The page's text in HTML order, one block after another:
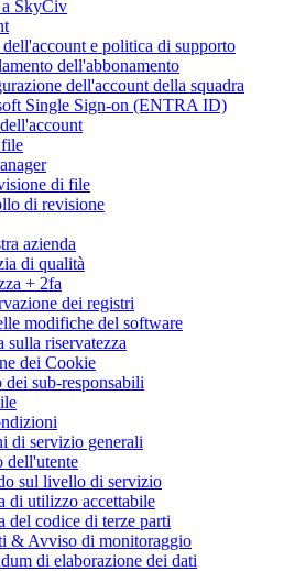
SkyCiv
e politica di supporto
dell'abbonamento
dell'account della squadra
Single Sign-on (ENTRA ID)
di file
di revisione
azienda
di qualità
+ 2fa
dei registri
modifiche del software
sulla riservatezza
dei Cookie
dei sub-responsabili
di servizio generali
dell'utente
sul livello di servizio
di utilizzo accettabile
del codice di terze parti
& Avviso di monitoraggio
di elaborazione dei dati